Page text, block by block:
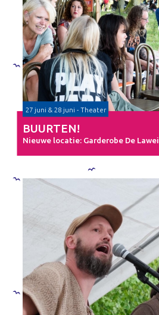
27 juni & 28 juni - Theater
BUURTEN!
Nieuwe locatie: Garderobe De Lawei